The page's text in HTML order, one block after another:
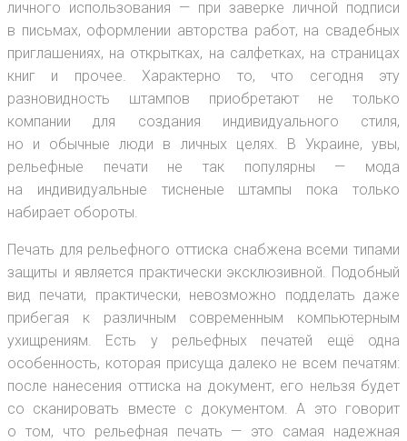
личного использования — при заверке личной подписи
в письмах, оформлении авторства работ, на свадебных
приглашениях, на открытках, на салфетках, на страницах
книг и прочее. Характерно то, что сегодня эту
разновидность штампов приобретают не только
компании для создания индивидуального стиля,
но и обычные люди в личных целях. В Украине, увы,
рельефные печати не так популярны — мода
на индивидуальные тисненые штампы пока только
набирает обороты.
Печать для рельефного оттиска снабжена всеми типами
защиты и является практически эксклюзивной. Подобный
вид печати, практически, невозможно подделать даже
прибегая к различным современным компьютерным
ухищрениям. Есть у рельефных печатей ещё одна
особенность, которая присуща далеко не всем печатям:
после нанесения оттиска на документ, его нельзя будет
со сканировать вместе с документом. А это говорит
о том, что рельефная печать — это самая надежная